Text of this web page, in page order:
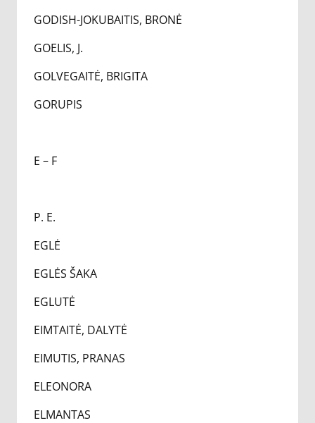
GODISH-JOKUBAITIS, BRONĖ
GOELIS, J.
GOLVEGAITĖ, BRIGITA
GORUPIS
E – F
P. E.
EGLĖ
EGLĖS ŠAKA
EGLUTĖ
EIMTAITĖ, DALYTĖ
EIMUTIS, PRANAS
ELEONORA
ELMANTAS